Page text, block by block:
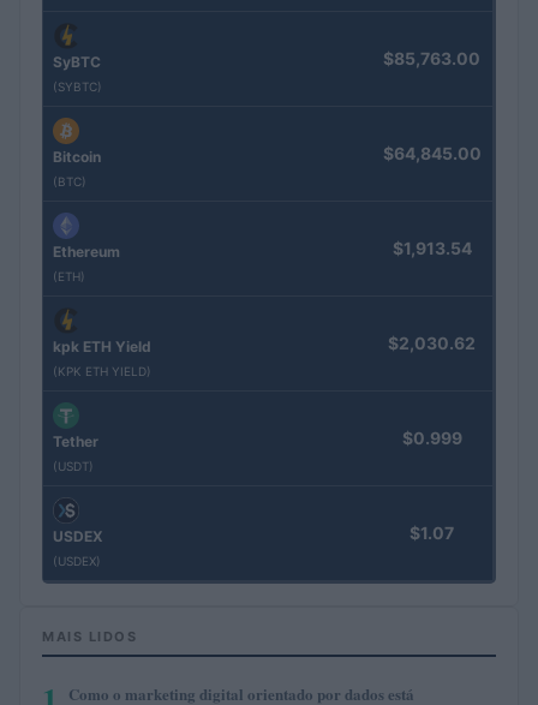
SyBTC
(SYBTC)
$85,763.00
Bitcoin
(BTC)
$64,845.00
Ethereum
(ETH)
$1,913.54
kpk ETH Yield
(KPK ETH YIELD)
$2,030.62
Tether
(USDT)
$0.999
USDEX
(USDEX)
$1.07
MAIS LIDOS
Como o marketing digital orientado por dados está